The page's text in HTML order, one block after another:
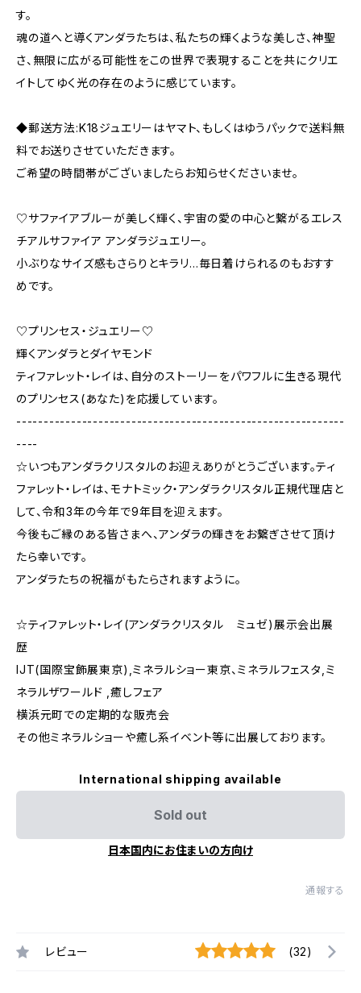
す。
魂の道へと導くアンダラたちは、私たちの輝くような美しさ、神聖
さ、無限に広がる可能性をこの世界で表現することを共にクリエ
イトしてゆく光の存在のように感じています。
◆郵送方法:K18ジュエリーはヤマト、もしくはゆうパックで送料無
料でお送りさせていただきます。
ご希望の時間帯がございましたらお知らせくださいませ。
♡サファイアブルーが美しく輝く、宇宙の愛の中心と繋がるエレス
チアルサファイア アンダラジュエリー。
小ぶりなサイズ感もさらりとキラリ…毎日着けられるのもおすす
めです。
♡プリンセス・ジュエリー♡
輝くアンダラとダイヤモンド
ティファレット・レイは、自分のストーリーをパワフルに生きる現代
のプリンセス(あなた)を応援しています。
------------------------------------------------------------
----
☆いつもアンダラクリスタルのお迎えありがとうございます。ティ
ファレット・レイは、モナトミック・アンダラクリスタル正規代理店と
して、令和3年の今年で9年目を迎えます。
今後もご縁のある皆さまへ、アンダラの輝きをお繋ぎさせて頂け
たら幸いです。
アンダラたちの祝福がもたらされますように。
☆ティファレット・レイ(アンダラクリスタル ミュゼ)展示会出展
歴
IJT(国際宝飾展東京),ミネラルショー東京、ミネラルフェスタ,ミ
ネラルザワールド ,癒しフェア
横浜元町での定期的な販売会
その他ミネラルショーや癒し系イベント等に出展しております。
International shipping available
Sold out
日本国内にお住まいの方向け
通報する
レビュー (32)